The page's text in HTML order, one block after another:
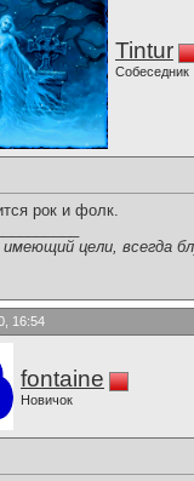
Tintur
Собеседник
рок и фолк.
цели, всегда
16:54
fontaine
Новичок